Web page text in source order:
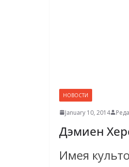
НОВОСТИ
January 10, 2014
Дэмиен
Имея